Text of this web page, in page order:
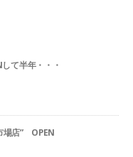
て半年・・・
場店” OPEN